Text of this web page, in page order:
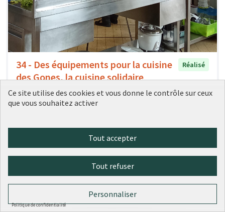
34 - Des équipements pour la cuisine
des Gones, la cuisine solidaire
partagée
Réalisé
Ville de Lyon 0 0
Ce site utilise des cookies et vous donne le contrôle sur ceux
que vous souhaitez activer
Tout accepter
Tout refuser
Personnaliser
Politique de confidentialité